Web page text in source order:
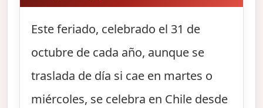
Este feriado, celebrado el 31 de
octubre de cada año, aunque se
traslada de día si cae en martes o
miércoles, se celebra en Chile desde